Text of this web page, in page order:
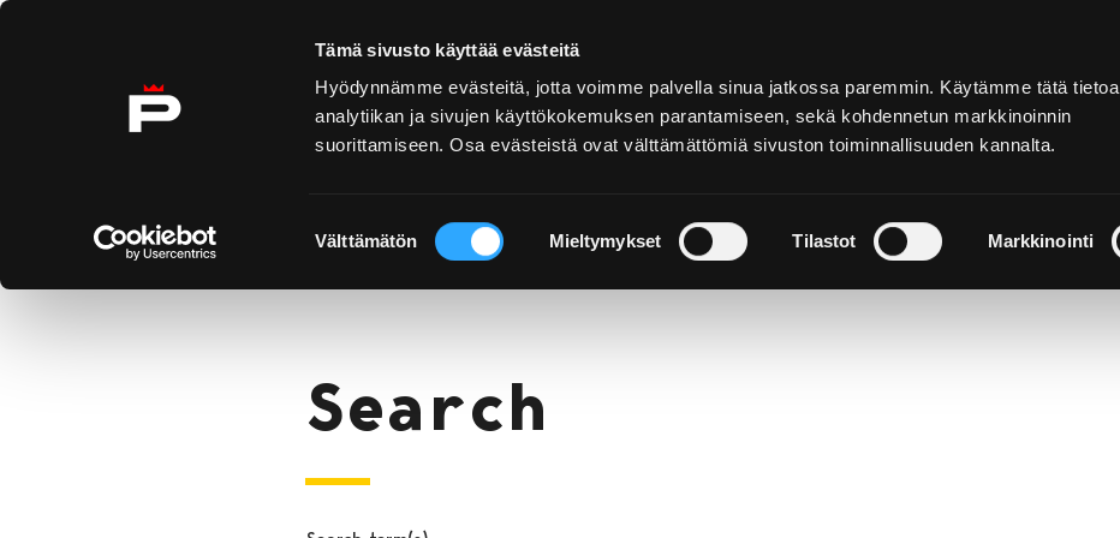
Tämä sivusto käyttää evästeitä
Hyödynnämme evästeitä, jotta voimme palvella sinua jatkossa paremmin. Käytämme tätä tietoa
analytiikan ja sivujen käyttökokemuksen parantamiseen, sekä kohdennetun markkinoinnin
suorittamiseen. Osa evästeistä ovat välttämättömiä sivuston toiminnallisuuden kannalta.
valinta
Välttämätön Mieltymykset Tilastot Markkinointi
Skip to content
svenska
Home
Search
Search